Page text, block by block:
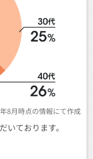
8月時点の情報にて作成
いております。